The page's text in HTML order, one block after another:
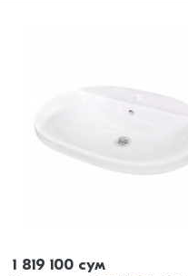
1 819 100 сум